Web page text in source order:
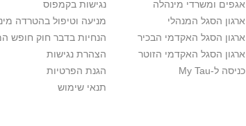
אגפים ומשרדי מינהלה
ארגון הסגל המנהלי
ארגון הסגל האקדמי הבכיר
ארגון הסגל האקדמי הזוטר
כניסה ל-My Tau
נגישות בקמפוס
מניעה וטיפול בהטרדה
הנחיות בדבר חוק חופש
הצהרת נגישות
הגנת הפרטיות
תנאי שימוש